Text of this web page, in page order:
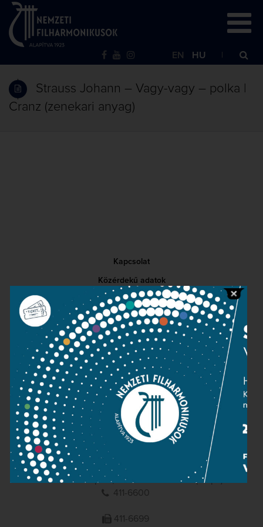
EN HU
Strauss Johann – Vagy-vagy – polka |
Cranz (zenekari anyag)
Kapcsolat
Közérdekű adatok
Sajtószoba
Adatvédelem
Impresszum
NEMZETI
FILHARMONIKUSOK
1095 Budapest, Komor Marcell u. 1. (Müpa)
411-6600
411-6699